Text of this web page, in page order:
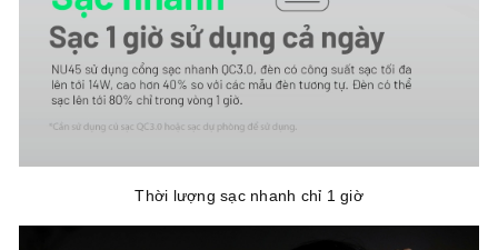
Thời lượng sạc nhanh chỉ 1 giờ